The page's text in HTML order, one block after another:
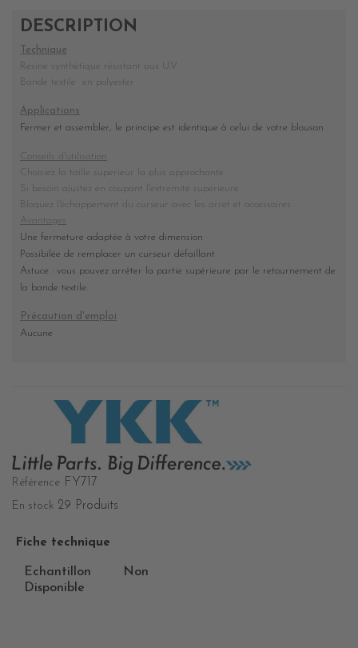
DESCRIPTION
Technique
Resine synthétique résistant aux U.V.
Bande textile en polyester
Applications
Fermer et assembler, le principe est identique à celui de votre blouson
Conseils d'utilisation
Choisiez la taille superieur la plus approchante
Si besoin ajustez en coupant l'extremité superieure
Bloquez l'échappement du curseur avec les arret et accessoires
Avantages
Une fermeture adaptée à votre dimension
Possibilée de remplacer un curseur défaillant
Astuce : vous pouvez arréter la partie supérieure par le retournement de
la bande textile.
Précaution d'emploi
Aucune
Référence FY717
En stock 29 Produits
Fiche technique
Echantillon
Disponible
Non